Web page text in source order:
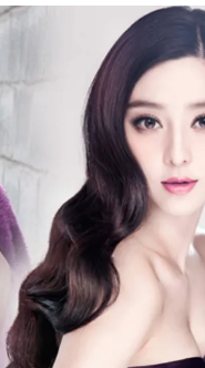
เที่ยว-กิน
Tasteful Thailand
Sanook Choice